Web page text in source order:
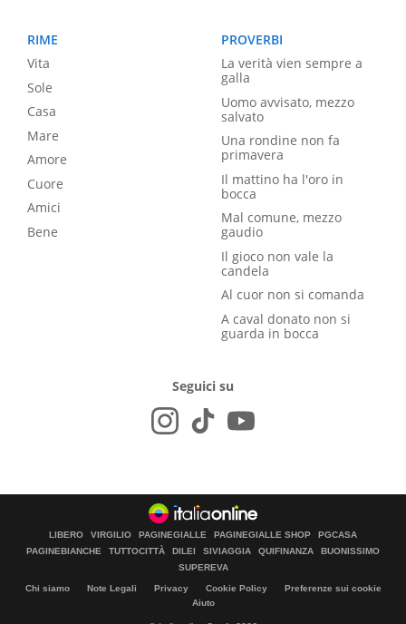
RIME
Vita
Sole
Casa
Mare
Amore
Cuore
Amici
Bene
PROVERBI
La verità vien sempre a
galla
Uomo avvisato, mezzo
salvato
Una rondine non fa
primavera
Il mattino ha l'oro in
bocca
Mal comune, mezzo
gaudio
Il gioco non vale la
candela
Al cuor non si comanda
A caval donato non si
guarda in bocca
Seguici su
LIBERO VIRGILIO PAGINEGIALLE PAGINEGIALLE SHOP
PGCASA
PAGINEBIANCHE
TUTTOCITTÀ DILEI SIVIAGGIA QUIFINANZA
BUONISSIMO
SUPEREVA
Chi siamo Note Legali Privacy Cookie Policy
Preferenze sui cookie
Aiuto